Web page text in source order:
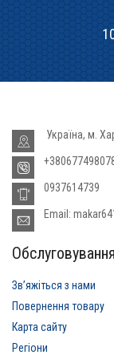
Україна, м.
0937614739
Email:
Звʼяжіться з нами
Повернення товару
Карта сайту
Регіони